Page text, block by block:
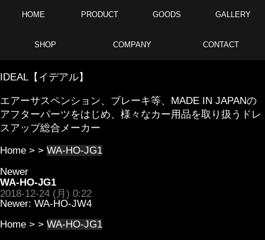
HOME PRODUCT GOODS GALLERY
SHOP COMPANY CONTACT
IDEAL【イデアル】
エアーサスペンション、ブレーキ等、MADE IN JAPANの
アフターパーツをはじめ、様々なカー用品を取り扱うドレ
スアップ総合メーカー
Home > > WA-HO-JG1
Newer
WA-HO-JG1
2018-12-24 (月) 0:22
Newer: WA-HO-JW4
Home > > WA-HO-JG1